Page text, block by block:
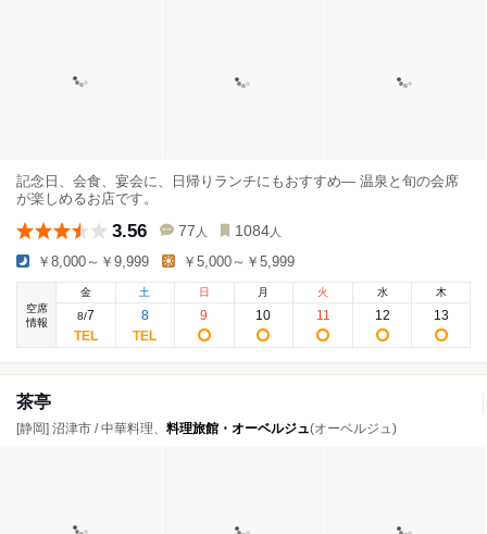
記念日、会食、宴会に、日帰りランチにもおすすめ― 温泉と旬の会席
が楽しめるお店です。
3.56 77 人 1084 人
￥8,000～￥9,999 ￥5,000～￥5,999
空席
情報
金
8/7
土
8
日
9
月
10
火
11
水
12
木
13
茶亭
[静岡] 沼津市 / 中華料理、 料理旅館・オーベルジュ(オーベルジュ)